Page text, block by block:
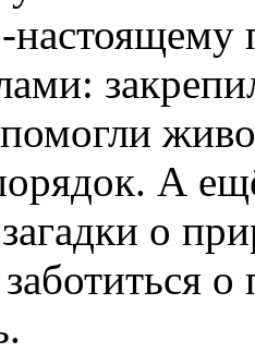
настоящему
А
о